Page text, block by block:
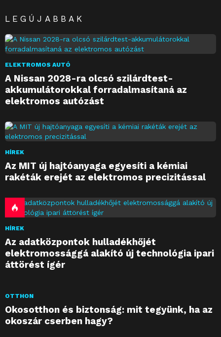
LEGÚJABBAK
ELEKTROMOS AUTÓ
A Nissan 2028-ra olcsó szilárdtest-
akkumulátorokkal forradalmasítaná az
elektromos autózást
HÍREK
Az MIT új hajtóanyaga egyesíti a kémiai
rakéták erejét az elektromos precizitással
HÍREK
Az adatközpontok hulladékhőjét
elektromossággá alakító új technológia ipari
áttörést ígér
OTTHON
Okosotthon és biztonság: mit tegyünk, ha az
okoszár cserben hagy?